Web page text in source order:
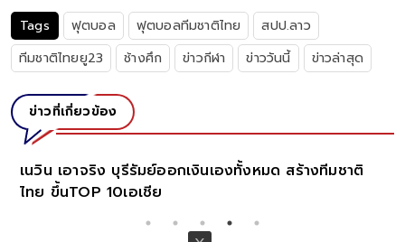
Tags ฟุตบอล ฟุตบอลทีมชาติไทย
สปป.ลาว
ทีมชาติไทยยู23
ช้างศึก ข่าวกีฬา ข่าววันนี้ ข่าวล่าสุด
ข่าวที่เกี่ยวข้อง
เนวิน เอาจริง บุรีรัมย์ออกเงินเองทั้งหมด สร้างทีมชาติ
ไทย ขึ้นTOP 10เอเชีย